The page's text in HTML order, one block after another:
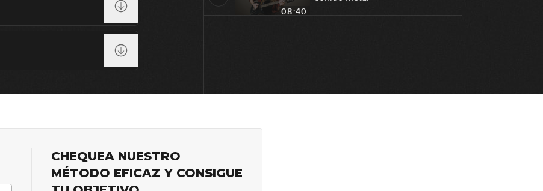
08:40
CHEQUEA NUESTRO
MÉTODO EFICAZ Y CONSIGUE